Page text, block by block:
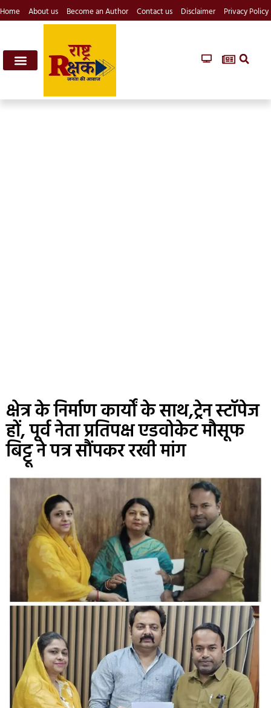
Home About us Become an Author Contact us Disclaimer Privacy Policy
क्षेत्र के निर्माण कार्यों के साथ,ट्रेन स्टॉपेज
हों, पूर्व नेता प्रतिपक्ष एडवोकेट मौसूफ
बिट्टू ने पत्र सौंपकर रखी मांग